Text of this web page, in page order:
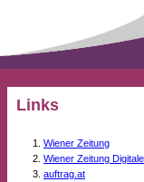
Links
Wiener Zeitung
Wiener Zeitung
auftrag.at